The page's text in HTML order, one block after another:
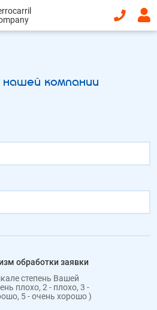
компании
обработки заявки
степень Вашей
плохо, 2 - плохо, 3 -
5 - очень хорошо )